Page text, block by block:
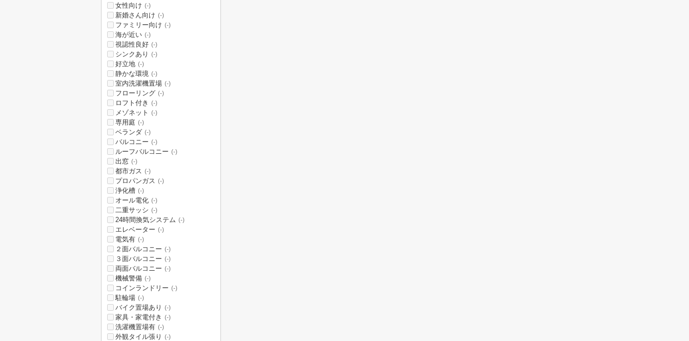
女性向け (-)
新婚さん向け (-)
ファミリー向け (-)
海が近い (-)
視認性良好 (-)
シンクあり (-)
好立地 (-)
静かな環境 (-)
室内洗濯機置場 (-)
フローリング (-)
ロフト付き (-)
メゾネット (-)
専用庭 (-)
ベランダ (-)
バルコニー (-)
ルーフバルコニー (-)
出窓 (-)
都市ガス (-)
プロパンガス (-)
浄化槽 (-)
オール電化 (-)
二重サッシ (-)
24時間換気システム (-)
エレベーター (-)
電気有 (-)
２面バルコニー (-)
３面バルコニー (-)
両面バルコニー (-)
機械警備 (-)
コインランドリー (-)
駐輪場 (-)
バイク置場あり (-)
家具・家電付き (-)
洗濯機置場有 (-)
外観タイル張り (-)